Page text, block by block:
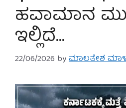
ಹವಾಮಾನ
ಇಲ್ಲಿದೆ…
22/06/2026 byಮಾಲತೇಶ